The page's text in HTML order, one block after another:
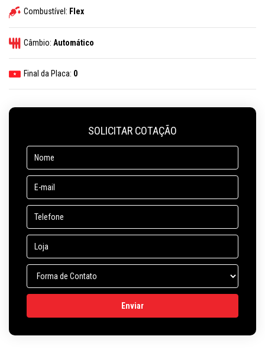
Combustível: Flex
Câmbio: Automático
Final da Placa: 0
SOLICITAR COTAÇÃO